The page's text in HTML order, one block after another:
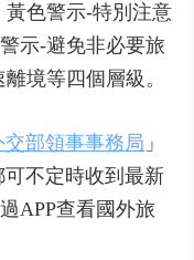
黃色警示-特別注意
示-避免非必要旅
境等四個層級。
交部領事事務局 」
不定時收到最新
APP查看國外旅